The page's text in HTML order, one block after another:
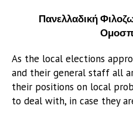
Πανελλαδική
As the local elections
and their general staff all
their positions on local
to deal with, in case they